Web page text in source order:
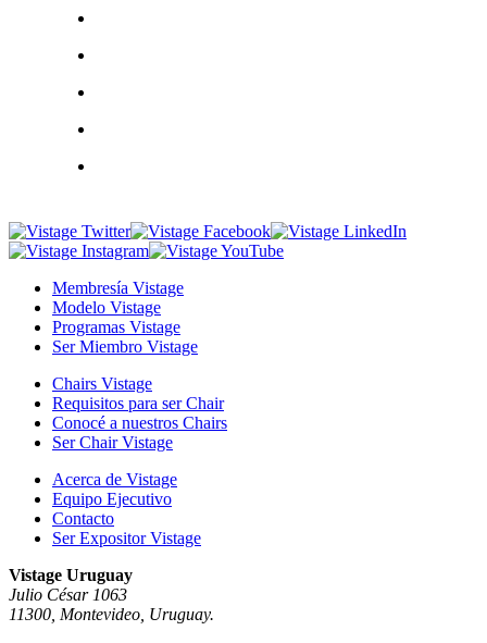
Membresía Vistage
Modelo Vistage
Programas Vistage
Ser Miembro Vistage
Chairs Vistage
Requisitos para ser Chair
Conocé a nuestros Chairs
Ser Chair Vistage
Acerca de Vistage
Equipo Ejecutivo
Contacto
Ser Expositor Vistage
Vistage Uruguay
Julio César 1063
11300, Montevideo, Uruguay.